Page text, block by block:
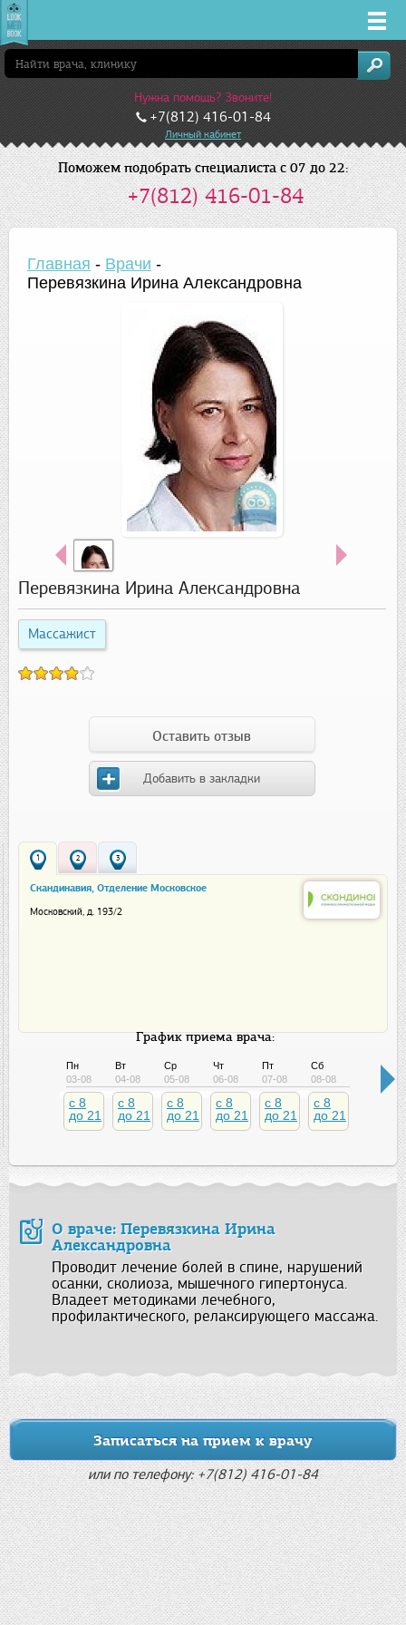
Врачи
Клиники
Заболевания
Лекарства
Акции
Нужна помощь? Звоните!
+7(812) 416-01-84
Личный кабинет
Поможем подобрать специалиста с 07 до 22:
+7(812) 416-01-84
Главная - Врачи -
Перевязкина Ирина Александровна
Перевязкина Ирина Александровна
Массажист
Оставить отзыв
Добавить в закладки
1 2 3
Скандинавия, Отделение Московское
Московский, д. 193/2
График приема врача:
Пн
03-08
c 8
до 21
Вт
04-08
c 8
до 21
Ср
05-08
c 8
до 21
Чт
06-08
c 8
до 21
Пт
07-08
c 8
до 21
Сб
08-08
c 8
до 21
О враче: Перевязкина Ирина
Александровна
Проводит лечение болей в спине, нарушений
осанки, сколиоза, мышечного гипертонуса.
Владеет методиками лечебного,
профилактического, релаксирующего массажа.
Записаться на прием к врачу
или по телефону: +7(812) 416-01-84